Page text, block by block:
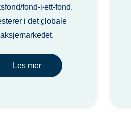
fond-i-ett-fond.
i det globale
aksjemarkedet.
Les mer